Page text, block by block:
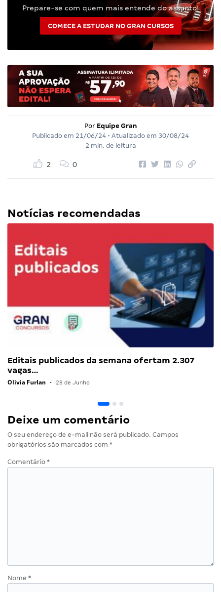
Prepare-se com quem mais entende do assunto!
COMECE A ESTUDAR NO GRAN CURSOS
Por Equipe Gran
Publicado em 21/06/24 • Atualizado em 30/08/24
2 min. de leitura
2 0
Notícias recomendadas
Editais publicados da semana ofertam 2.307
vagas…
Olivia Furlan • 28 de Junho
Deixe um comentário
O seu endereço de e-mail não será publicado. Campos
obrigatórios são marcados com *
Comentário *
Nome *